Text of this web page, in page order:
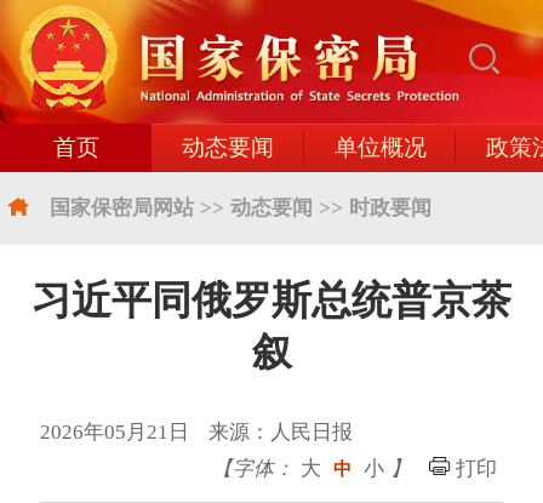
首页 动态要闻 单位概况 政策
国家保密局网站 >> 动态要闻 >> 时政要闻
习近平同俄罗斯总统普京茶
叙
2026年05月21日 来源：人民日报
【字体： 大 中 小 】 打印